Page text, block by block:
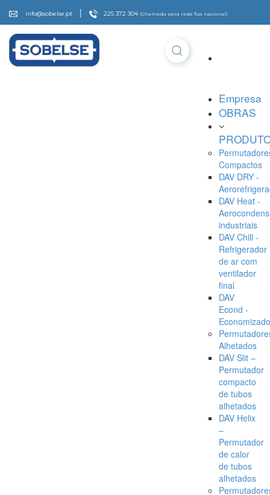
info@sobelse.pt | 225 372 304 (Chamada para rede fixa nacional)
Empresa
OBRAS
Compactos
DAV DRY -
DAV Heat -
industriais
DAV Chill -
Refrigerador
de ar com
ventilador
final
DAV
Econd -
Alhetados
DAV Slit –
Permutador
compacto
de tubos
alhetados
DAV Helix
–
Permutador
de calor
de tubos
alhetados